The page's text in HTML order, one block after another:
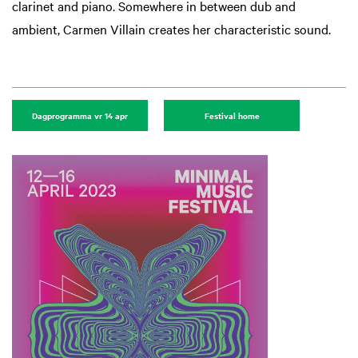
clarinet and piano. Somewhere in between dub and
ambient, Carmen Villain creates her characteristic sound.
Dagprogramma vr 14 apr Festival home